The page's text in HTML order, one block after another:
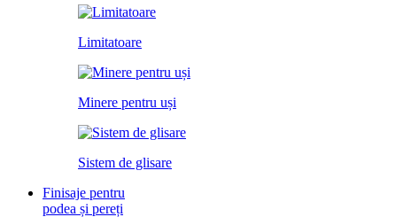
Limitatoare
Minere pentru uși
Sistem de glisare
Finisaje pentru
podea și pereți